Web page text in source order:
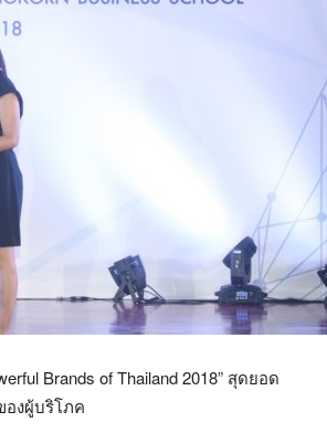
Brands of Thailand 2018” สุดยอด
งผู้บริโภค